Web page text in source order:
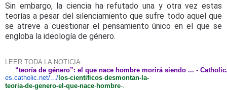
Sin embargo, la ciencia ha refutado una y otra vez estas
teorías a pesar del silenciamiento que sufre todo aquel que
se atreve a cuestionar el pensamiento único en el que se
engloba la ideología de género.
LEER TODA LA NOTICIA:
“teoría de género”: el que nace hombre morirá siendo ... -
es.catholic.net/.../los-cientificos-desmontan-la-
teoria-de-genero-el-que-nace-hombre-.